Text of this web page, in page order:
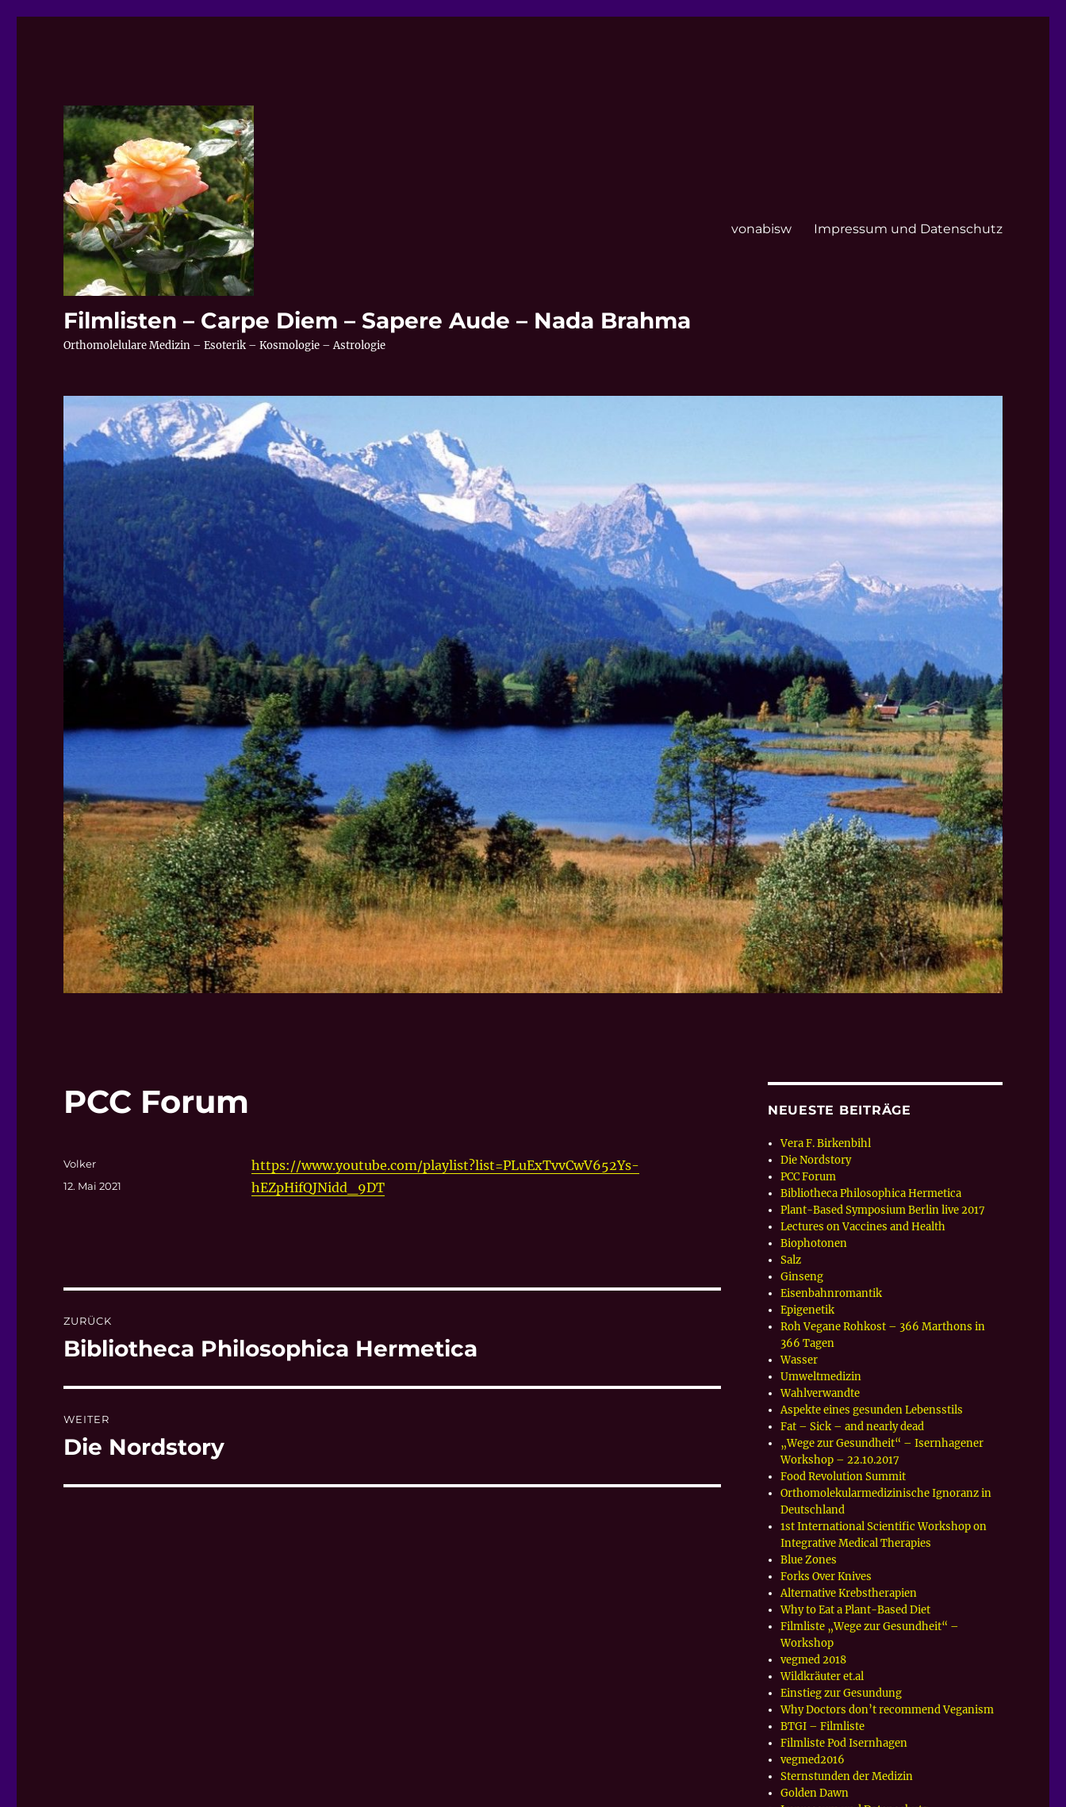
Filmlisten – Carpe Diem – Sapere Aude – Nada Brahma
Orthomolelulare Medizin – Esoterik – Kosmologie – Astrologie
vonabisw Impressum und Datenschutz
PCC Forum
https://www.youtube.com/playlist?list=PLuExTvvCwV652Ys-
hEZpHifQJNidd_9DT
Autor
Volker
Veröffentlicht
12. Mai 2021
ZURÜCK
Vorheriger
Bibliotheca Philosophica Hermetica
WEITER
Nächster
Die Nordstory
NEUESTE BEITRÄGE
Vera F. Birkenbihl
Die Nordstory
PCC Forum
Bibliotheca Philosophica Hermetica
Plant-Based Symposium Berlin live 2017
Lectures on Vaccines and Health
Biophotonen
Salz
Ginseng
Eisenbahnromantik
Epigenetik
Roh Vegane Rohkost – 366 Marthons in
366 Tagen
Wasser
Umweltmedizin
Wahlverwandte
Aspekte eines gesunden Lebensstils
Fat – Sick – and nearly dead
„Wege zur Gesundheit“ – Isernhagener
Workshop – 22.10.2017
Food Revolution Summit
Orthomolekularmedizinische Ignoranz in
Deutschland
1st International Scientific Workshop on
Integrative Medical Therapies
Blue Zones
Forks Over Knives
Alternative Krebstherapien
Why to Eat a Plant-Based Diet
Filmliste „Wege zur Gesundheit“ –
Workshop
vegmed 2018
Wildkräuter et.al
Einstieg zur Gesundung
Why Doctors don’t recommend Veganism
BTGI – Filmliste
Filmliste Pod Isernhagen
vegmed2016
Sternstunden der Medizin
Golden Dawn